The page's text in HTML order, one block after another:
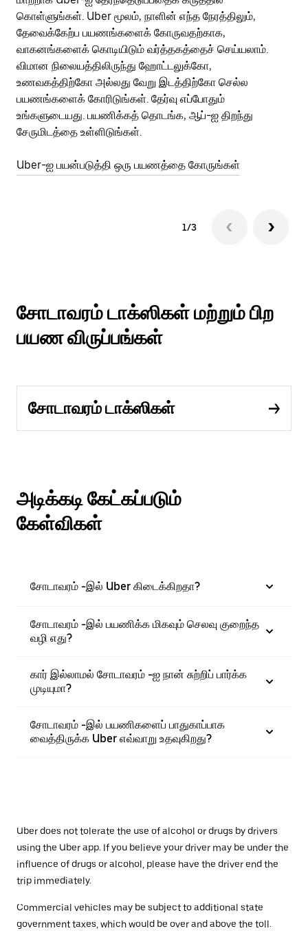
கொள்ளுங்கள். Uber மூலம், நாளின் எந்த நேரத்திலும்,
தேவைக்கேற்ப பயணங்களைக் கோருவதற்காக,
வாகனங்களைக் கொடியிடும் வர்த்தகத்தைச் செய்யலாம்.
விமான நிலையத்திலிருந்து ஹோட்டலுக்கோ,
உணவகத்திற்கோ அல்லது வேறு இடத்திற்கோ செல்ல
பயணங்களைக் கோரிடுங்கள். தேர்வு எப்போதும்
உங்களுடையது. பயணிக்கத் தொடங்க, ஆப்-ஐ திறந்து
சேருமிடத்தை உள்ளிடுங்கள்.
Uber-ஐ பயன்படுத்தி ஒரு பயணத்தை கோருங்கள்
1/3
சோடாவரம் டாக்ஸிகள் மற்றும் பிற
பயண விருப்பங்கள்
சோடாவரம் டாக்ஸிகள்
அடிக்கடி கேட்கப்படும்
கேள்விகள்
சோடாவரம் -இல் Uber கிடைக்கிறதா?
சோடாவரம் -இல் பயணிக்க மிகவும் செலவு குறைந்த
வழி எது?
கார் இல்லாமல் சோடாவரம் -ஐ நான் சுற்றிப் பார்க்க
முடியுமா?
சோடாவரம் -இல் பயணிகளைப் பாதுகாப்பாக
வைத்திருக்க Uber எவ்வாறு உதவுகிறது?
Uber does not tolerate the use of alcohol or drugs by drivers
using the Uber app. If you believe your driver may be under the
influence of drugs or alcohol, please have the driver end the
trip immediately.
Commercial vehicles may be subject to additional state
government taxes, which would be over and above the toll.